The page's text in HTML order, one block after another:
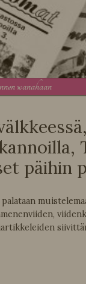
wanahaan
päihin